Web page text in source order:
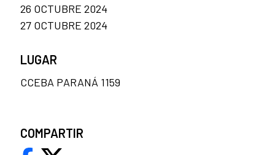
26 OCTUBRE 2024
27 OCTUBRE 2024
LUGAR
CCEBA PARANÁ 1159
COMPARTIR